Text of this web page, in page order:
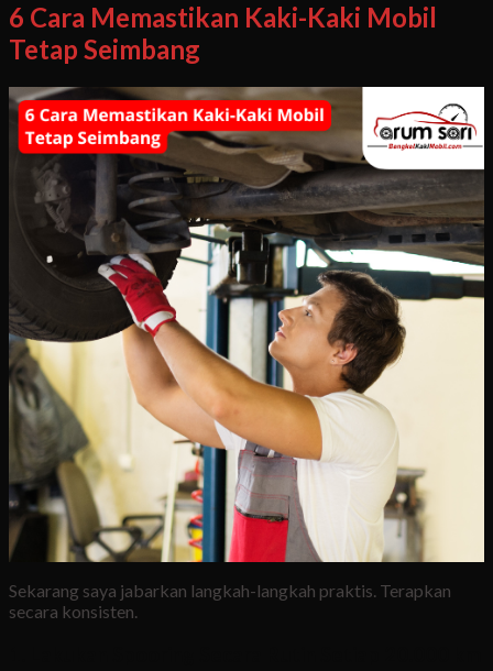
6 Cara Memastikan Kaki-Kaki Mobil
Tetap Seimbang
Sekarang saya jabarkan langkah-langkah praktis. Terapkan
secara konsisten.